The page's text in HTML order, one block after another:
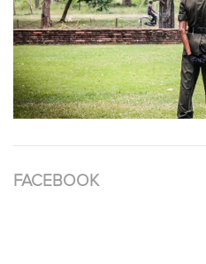
FACEBOOK